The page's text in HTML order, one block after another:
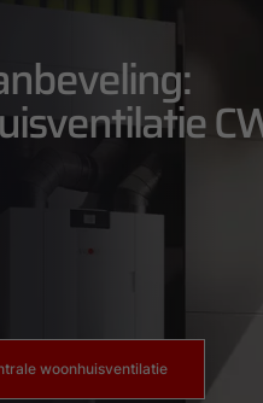
woonhuisventilatie